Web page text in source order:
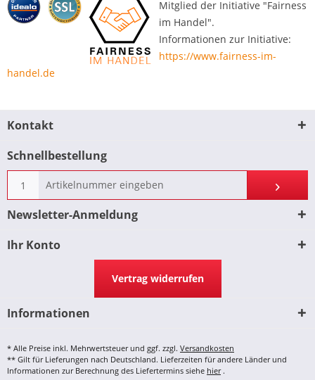
Mitglied der Initiative "Fairness
im Handel".
Informationen zur Initiative:
https://www.fairness-im-
handel.de
Kontakt
Schnellbestellung
Newsletter-Anmeldung
Ihr Konto
Vertrag widerrufen
Informationen
* Alle Preise inkl. Mehrwertsteuer und ggf. zzgl. Versandkosten
** Gilt für Lieferungen nach Deutschland. Lieferzeiten für andere Länder und
Informationen zur Berechnung des Liefertermins siehe hier.